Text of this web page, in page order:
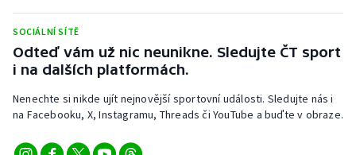
SOCIÁLNÍ SÍTĚ
Odteď vám už nic neunikne. Sledujte ČT sport
i na dalších platformách.
Nenechte si nikde ujít nejnovější sportovní události. Sledujte nás i
na Facebooku, X, Instagramu, Threads či YouTube a buďte v obraze.